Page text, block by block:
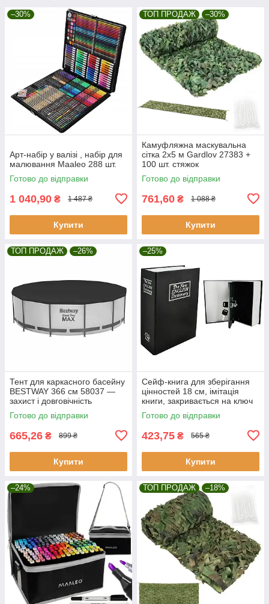
–30%
Арт-набір у валізі , набір для
малювання Maaleo 288 шт.
Готово до відправки
1 040,90 ₴ 1 487 ₴
Купити
ТОП ПРОДАЖ –30%
Камуфляжна маскувальна
сітка 2x5 м Gardlov 27383 +
100 шт. стяжок
Готово до відправки
761,60 ₴ 1 088 ₴
Купити
ТОП ПРОДАЖ –26%
Тент для каркасного басейну
BESTWAY 366 см 58037 —
захист і довговічність
Готово до відправки
665,26 ₴ 899 ₴
Купити
–25%
Сейф-книга для зберігання
цінностей 18 см, імітація
книги, закривається на ключ
Malatec 6148
Готово до відправки
423,75 ₴ 565 ₴
Купити
–24% ТОП ПРОДАЖ –18%